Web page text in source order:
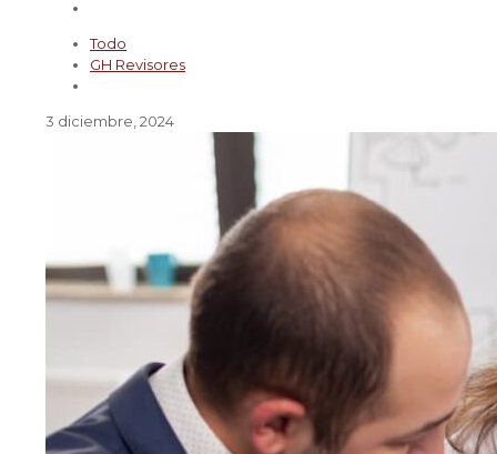
Todo
GH Revisores
3 diciembre, 2024